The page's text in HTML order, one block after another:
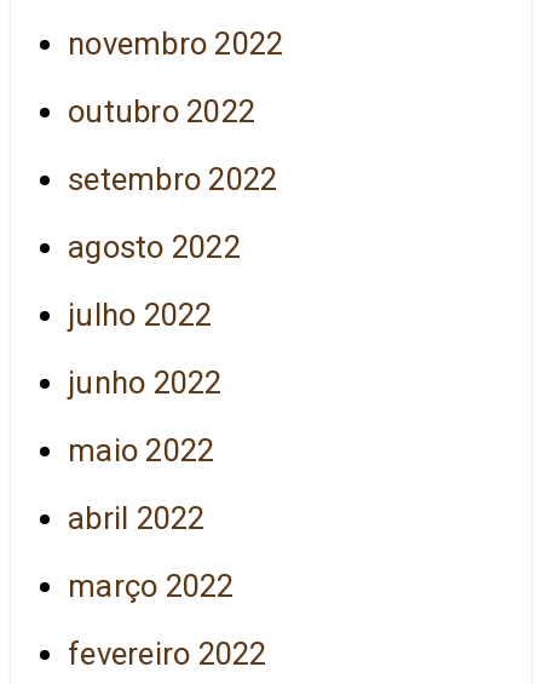
novembro 2022
outubro 2022
setembro 2022
agosto 2022
julho 2022
junho 2022
maio 2022
abril 2022
março 2022
fevereiro 2022